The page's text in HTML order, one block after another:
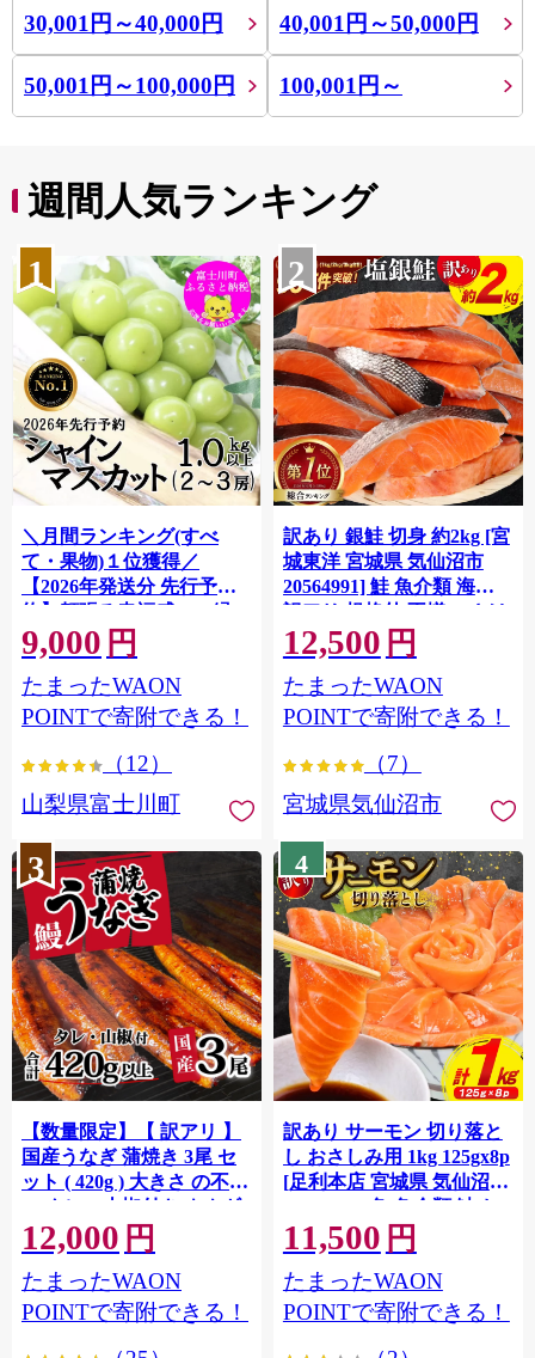
30,001円～40,000円 40,001円～50,000円
50,001円～100,000円 100,001円～
週間人気ランキング
1
＼月間ランキング(すべ
て・果物)１位獲得／
【2026年発送分 先行予
約】頬張る幸福感 〜緑の
宝石・ シャインマスカッ
ト 〜 １ｋｇ以上（２〜３
房） フルーツ 山梨県産 果
物 くだもの シャイン マス
大粒 種なし 先行予約 富士
円 九千円
9,000 円
たまったWAON
POINTで寄附できる！
（12）
山梨県富士川町
2
訳あり 銀鮭 切身 約2kg [宮
城東洋 宮城県 気仙沼市
20564991] 鮭 魚介類 海鮮
訳アリ 規格外 不揃い さけ
サケ 鮭切身 シャケ 切り身
冷凍 家庭用 おかず 弁当 支
援 サーモン 銀鮭切り身 魚
わけあり
12,500 円
たまったWAON
POINTで寄附できる！
（7）
宮城県気仙沼市
3
【数量限定】【 訳アリ 】
国産うなぎ 蒲焼き 3尾 セ
ット ( 420g ) 大きさ の不揃
い タレ・山椒付き ウナギ
鰻 ふぞろい 不揃い うな重
ひつまぶし 人気 茨城 八千
代町 ふるさと納税 冷凍
[SF951ya]
12,000 円
たまったWAON
POINTで寄附できる！
4
訳あり サーモン 切り落と
し おさしみ用 1kg 125gx8p
[足利本店 宮城県 気仙沼市
20564313] 魚 魚介類 鮭 お
刺し身 刺し身 刺身 生 生食
個包装 チリ銀鮭 銀鮭 海鮮
海鮮丼 魚介
11,500 円
たまったWAON
POINTで寄附できる！